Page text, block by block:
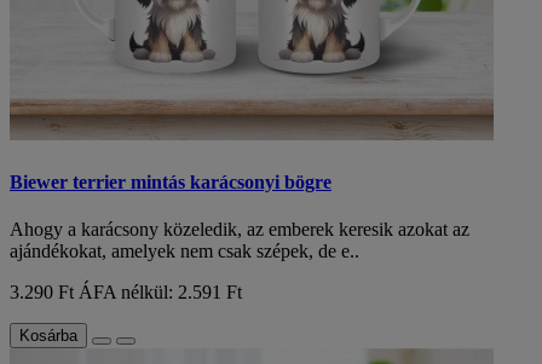
Biewer terrier mintás karácsonyi bögre
Ahogy a karácsony közeledik, az emberek keresik azokat az
ajándékokat, amelyek nem csak szépek, de e..
3.290 Ft ÁFA nélkül: 2.591 Ft
Kosárba